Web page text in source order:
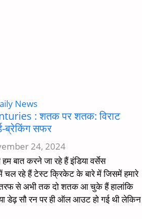
News
: शतक पर शतक: विराट
ब्रेकिंग सफर
24, 2024
बात करने जा रहे हैं इंडिया वर्सेस
चल रहे हैं टेस्ट क्रिकेट के बारे में जिसमें हमारे
से अभी तक दो शतक आ चुके हैं हालांकि
डेढ़ सौ रन पर ही ऑल आउट हो गई थी लेकिन